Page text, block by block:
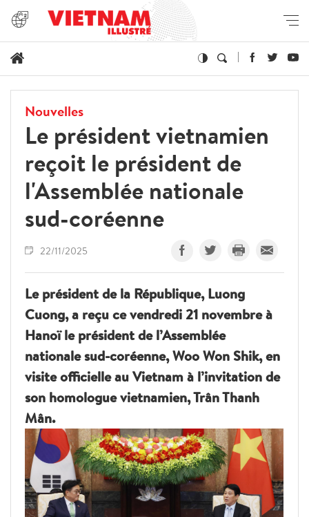
Nouvelles
Le président vietnamien
reçoit le président de
l'Assemblée nationale
sud-coréenne
22/11/2025
Le président de la République, Luong
Cuong, a reçu ce vendredi 21 novembre à
Hanoï le président de l’Assemblée
nationale sud-coréenne, Woo Won Shik, en
visite officielle au Vietnam à l’invitation de
son homologue vietnamien, Trân Thanh
Mân.